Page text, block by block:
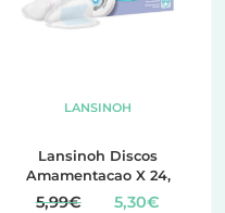
LANSINOH
Lansinoh Discos
Amamentacao X 24,
5,99€ 5,30€